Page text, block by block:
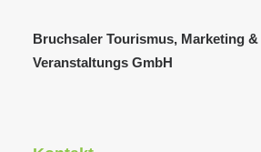
Bruchsaler Tourismus, Marketing &
Veranstaltungs GmbH